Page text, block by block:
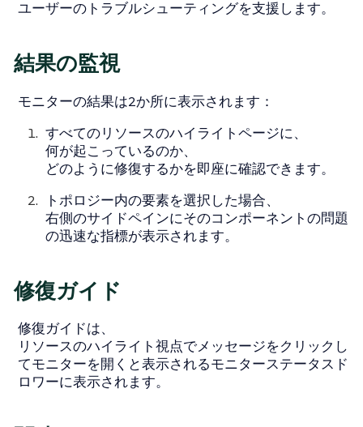
ユーザーのトラブルシューティングを支援します。
結果の監視
モニターの結果は2か所に表示されます：
すべてのリソースのハイライトページに、
何が起こっているのか、
どのように修復するかを即座に確認できます。
トポロジー内の要素を選択した場合、
右側のサイドペインにそのコンポーネントの問題
の迅速な指標が表示されます。
修復ガイド
修復ガイドは、
リソースのハイライト視点でメッセージをクリックし
てモニターを開くと表示されるモニターステータスド
ロワーに表示されます。